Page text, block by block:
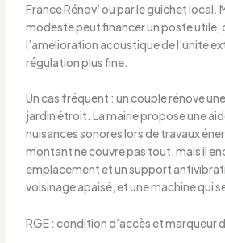
France Rénov’ ou par le guichet local.
modeste peut financer un poste utile,
l’amélioration acoustique de l’unité
régulation plus fine.
Un cas fréquent : un couple rénove
jardin étroit. La mairie propose une
nuisances sonores lors de travaux
montant ne couvre pas tout, mais il
emplacement et un support
voisinage apaisé, et une machine qui
RGE : condition d’accès et marqueur